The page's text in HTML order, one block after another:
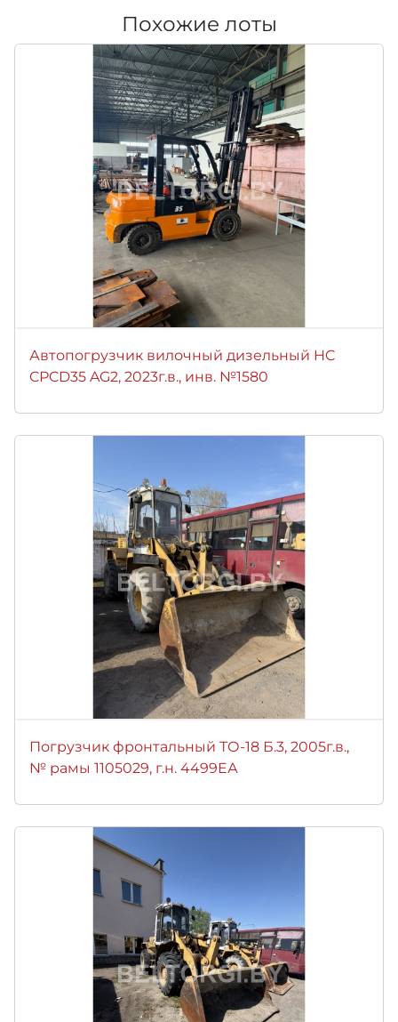
Похожие лоты
Автопогрузчик вилочный дизельный HC
CPCD35 AG2, 2023г.в., инв. №1580
Погрузчик фронтальный ТО-18 Б.3, 2005г.в.,
№ рамы 1105029, г.н. 4499ЕА